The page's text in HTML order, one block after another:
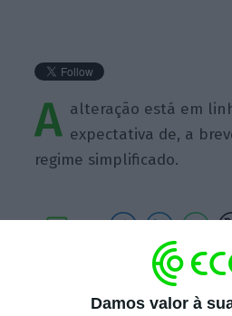
Damos valor à
A alteração está em
expectativa de, a
regime simplificado.